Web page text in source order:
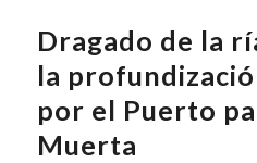
Dragado de la
la
por el Puerto
Muerta